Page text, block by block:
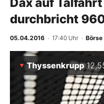
Finanz-Check
BO-Musterdepots
Experten
durchbricht
05.04.2016 · 17:40 Uhr · Börse
Thyssenkrupp